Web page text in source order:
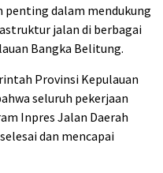
dalam mendukung
jalan di berbagai
Bangka Belitung.
Provinsi Kepulauan
seluruh pekerjaan
Inpres Jalan Daerah
dan mencapai